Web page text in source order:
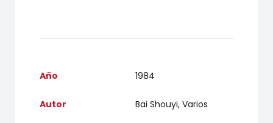
Año 1984
Autor Bai Shouyi, Varios